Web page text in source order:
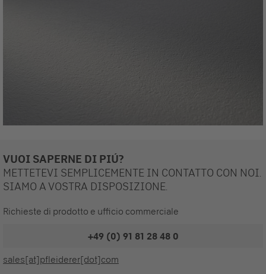
VUOI SAPERNE DI PIÚ?
METTETEVI SEMPLICEMENTE IN CONTATTO CON NOI.
SIAMO A VOSTRA DISPOSIZIONE.
Richieste di prodotto e ufficio commerciale
+49 (0) 91 81 28 48 0
sales[at]pfleiderer[dot]com